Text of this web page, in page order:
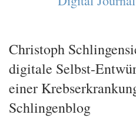
Christoph
digitale Selbst-
einer
Schlingenblog